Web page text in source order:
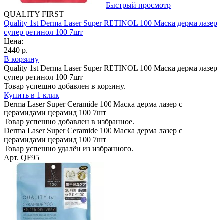
Быстрый просмотр
QUALITY FIRST
Quality 1st Derma Laser Super RETINOL 100 Маска дерма лазер
супер ретинол 100 7шт
Цена:
2440 р.
В корзину
Quality 1st Derma Laser Super RETINOL 100 Маска дерма лазер
супер ретинол 100 7шт
Товар успешно добавлен в корзину.
Купить в 1 клик
Derma Laser Super Ceramide 100 Маска дерма лазер с
церамидами церамид 100 7шт
Товар успешно добавлен в избранное.
Derma Laser Super Ceramide 100 Маска дерма лазер с
церамидами церамид 100 7шт
Товар успешно удалён из избранного.
Арт. QF95